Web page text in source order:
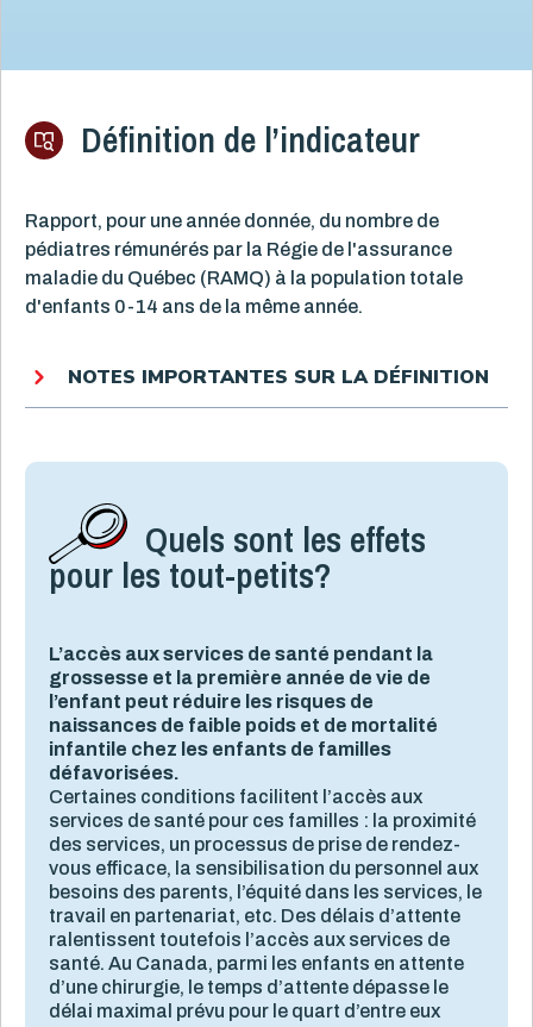
Définition de l’indicateur
Rapport, pour une année donnée, du nombre de
pédiatres rémunérés par la Régie de l'assurance
maladie du Québec (RAMQ) à la population totale
d'enfants 0-14 ans de la même année.
NOTES IMPORTANTES SUR LA DÉFINITION
Quels sont les effets
pour les tout-petits?
L’accès aux services de santé pendant la
grossesse et la première année de vie de
l’enfant peut réduire les risques de
naissances de faible poids et de mortalité
infantile chez les enfants de familles
défavorisées.
Certaines conditions facilitent l’accès aux
services de santé pour ces familles : la proximité
des services, un processus de prise de rendez-
vous efficace, la sensibilisation du personnel aux
besoins des parents, l’équité dans les services, le
travail en partenariat, etc. Des délais d’attente
ralentissent toutefois l’accès aux services de
santé. Au Canada, parmi les enfants en attente
d’une chirurgie, le temps d’attente dépasse le
délai maximal prévu pour le quart d’entre eux